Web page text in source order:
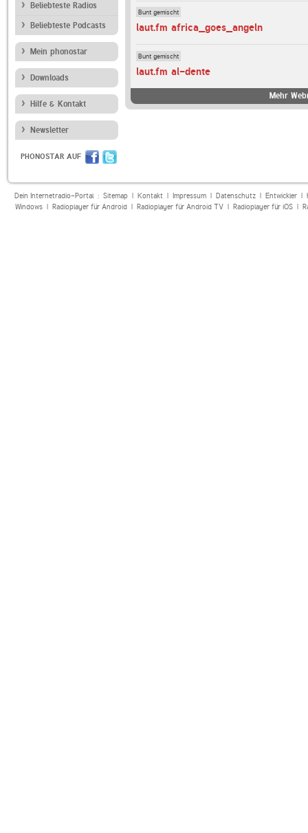
Beliebteste Radios
Beliebteste Podcasts
Mein phonostar
Downloads
Hilfe & Kontakt
Newsletter
PHONOSTAR AUF
Bunt gemischt
laut.fm africa_goes_angeln
Bunt gemischt
laut.fm al-dente
Mehr
Dein Internetradio-Portal : Sitemap| Kontakt| Impressum| Datenschutz| Entwickler|
Windows| Radioplayer für Android| Radioplayer für Android TV| Radioplayer für iOS|